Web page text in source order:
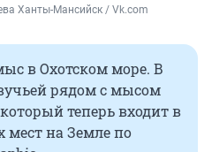
Ханты-Мансийск / Vk.com
в Охотском море. В
рядом с мысом
теперь входит в
мест на Земле по